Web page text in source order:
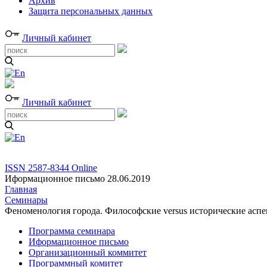
Защита персональных данных
Личный кабинет
Личный кабинет
ISSN 2587-8344 Online
Иформационное письмо 28.06.2019
Главная
Семинары
Феноменология города. Философские versus исторические
Программа семинара
Иформационное письмо
Организационный коммитет
Программный комитет